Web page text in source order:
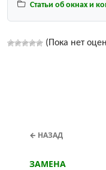
Статьи об окнах и
(Пока нет
← НАЗАД
ЗАМЕНА